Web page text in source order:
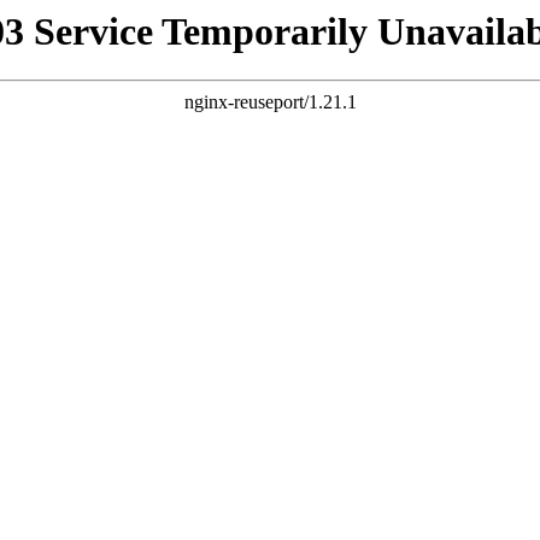
Service Temporarily
nginx-reuseport/1.21.1